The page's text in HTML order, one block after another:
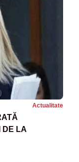
Actualitate
DE LA